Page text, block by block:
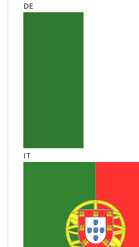
DE
IT